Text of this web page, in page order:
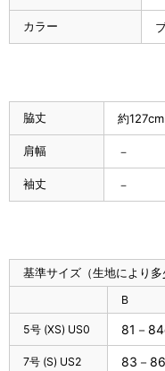
カラー
脇丈 約127cm
肩幅 －
袖丈 －
基準サイズ（生地により多
B
5号 (XS) US0 81－
7号 (S) US2 83－